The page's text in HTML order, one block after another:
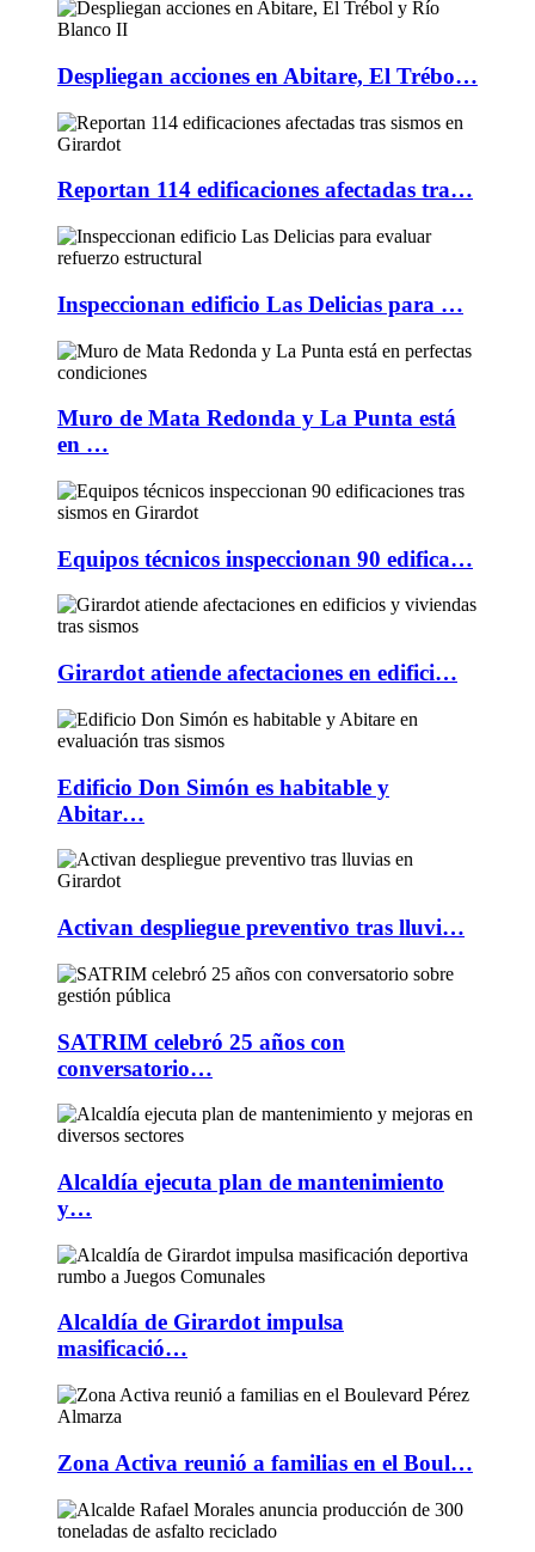
Despliegan acciones en Abitare, El Trébo…
Reportan 114 edificaciones afectadas tra…
Inspeccionan edificio Las Delicias para …
Muro de Mata Redonda y La Punta está
en …
Equipos técnicos inspeccionan 90 edifica…
Girardot atiende afectaciones en edifici…
Edificio Don Simón es habitable y
Abitar…
Activan despliegue preventivo tras lluvi…
SATRIM celebró 25 años con
conversatorio…
Alcaldía ejecuta plan de mantenimiento
y…
Alcaldía de Girardot impulsa
masificació…
Zona Activa reunió a familias en el Boul…